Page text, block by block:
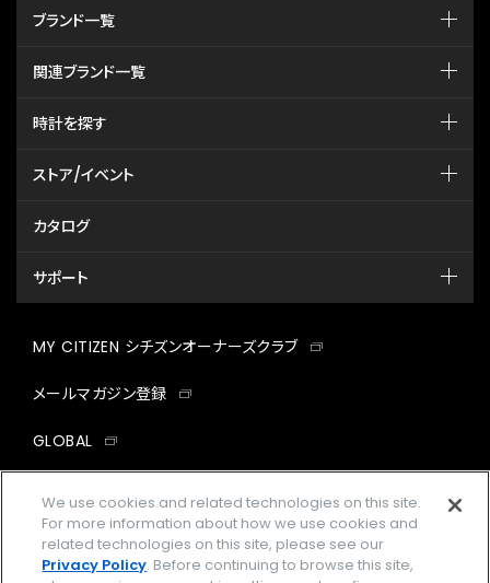
ブランド一覧
関連ブランド一覧
時計を探す
ストア/イベント
カタログ
サポート
MY CITIZEN シチズンオーナーズクラブ
メールマガジン登録
GLOBAL
facebookinstagramtwitter
We use cookies and related technologies on this site.
For more information about how we use cookies and
related technologies on this site, please see our
Privacy Policy. Before continuing to browse this site,